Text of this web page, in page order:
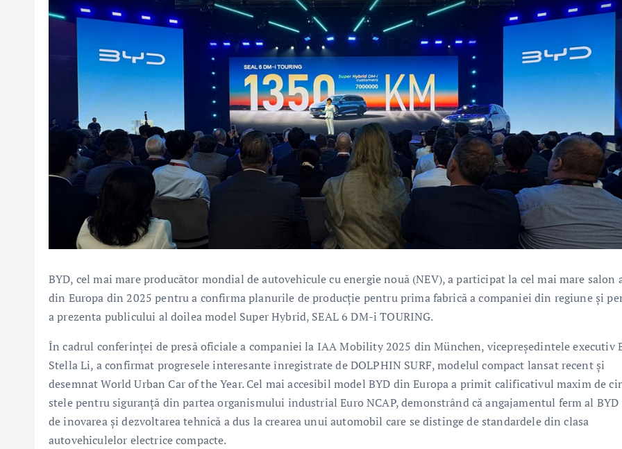
BYD, cel mai mare producător mondial de autovehicule cu energie nouă (NEV), a participat la cel mai mare salon
din Europa din 2025 pentru a confirma planurile de producție pentru prima fabrică a companiei din regiune și
a prezenta publicului al doilea model Super Hybrid, SEAL 6 DM-i TOURING.
În cadrul conferinței de presă oficiale a companiei la IAA Mobility 2025 din München, vicepreședintele executiv
Stella Li, a confirmat progresele interesante înregistrate de DOLPHIN SURF, modelul compact lansat recent și
desemnat World Urban Car of the Year. Cel mai accesibil model BYD din Europa a primit calificativul maxim de
stele pentru siguranță din partea organismului industrial Euro NCAP, demonstrând că angajamentul ferm al BYD
de inovarea și dezvoltarea tehnică a dus la crearea unui automobil care se distinge de standardele din clasa
autovehiculelor electrice compacte.